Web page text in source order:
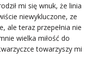
mi się wnuk, że linia
niewykluczone, ze
ale teraz przepełnia nie
wielka miłość do
towarzyszy mi